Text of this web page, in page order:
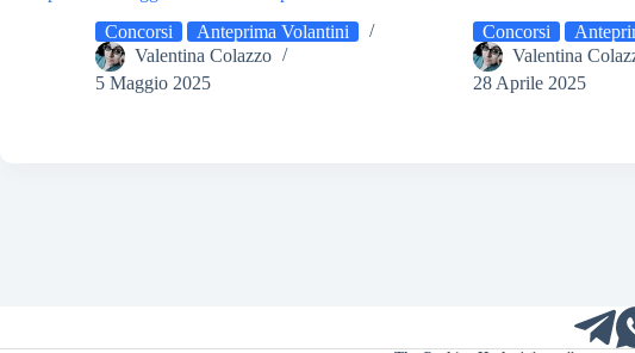
Concorsi
Anteprima Volantini
Valentina Colazzo
5 Maggio 2025
Concorsi
Valentina
28 Aprile 2025